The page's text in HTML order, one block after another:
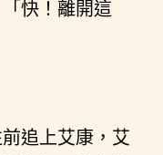
快！離開這
追上艾康，艾